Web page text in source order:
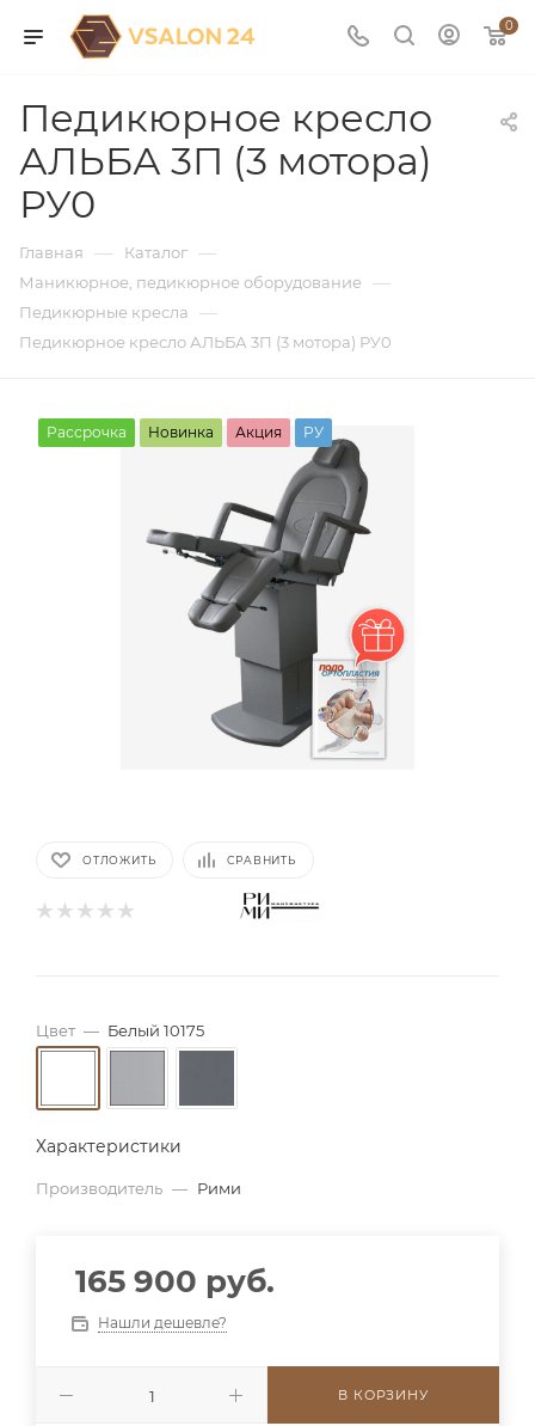
0
Педикюрное кресло
АЛЬБА 3П (3 мотора)
РУ0
Главная — Каталог —
Маникюрное, педикюрное оборудование —
Педикюрные кресла —
Педикюрное кресло АЛЬБА 3П (3 мотора) РУ0
Рассрочка Новинка Акция РУ
ОТЛОЖИТЬ СРАВНИТЬ
Цвет — Белый 10175
Характеристики
Производитель — Рими
165 900 руб.
Нашли дешевле?
В КОРЗИНУ